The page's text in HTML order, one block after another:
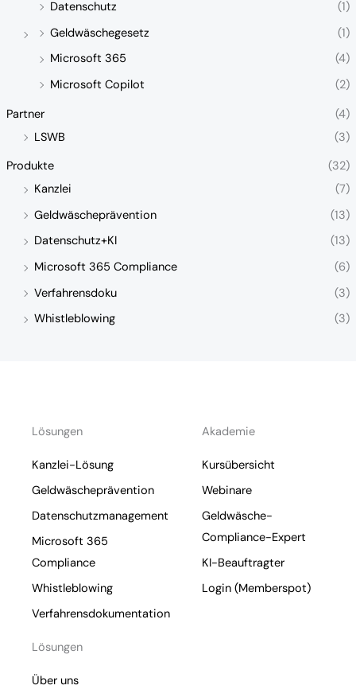
Datenschutz
(1)
Geldwäschegesetz
(1)
Microsoft 365
(4)
Microsoft Copilot
(2)
Partner
(4)
LSWB
(3)
Produkte
(32)
Kanzlei
(7)
Geldwäscheprävention
(13)
Datenschutz+KI
(13)
Microsoft 365 Compliance
(6)
Verfahrensdoku
(3)
Whistleblowing
(3)
Lösungen
Kanzlei-Lösung
Geldwäscheprävention
Datenschutzmanagement
Microsoft 365
Compliance
Whistleblowing
Verfahrensdokumentation
Lösungen
Über uns
Akademie
Kursübersicht
Webinare
Geldwäsche-
Compliance-Expert
KI-Beauftragter
Login (Memberspot)